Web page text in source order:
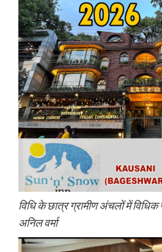
विधि के छात्र ग्रामीण अंचलों में विधिक
अनिल वर्मा